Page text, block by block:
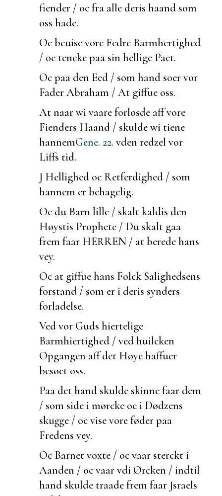
fiender / oc fra alle deris haand som
oss hade.
Ocbeuise vore Fedre Barmhertighed
/ oc tencke paa sin hellige Pact.
Oc paa den Eed / som hand soer vor
Fader Abraham / At giffue oss.
At naar wi vaare forløsde aff vore
Fienders Haand / skulde wi tiene
hannemGene. 22. vden redzel vor
Liffs tid.
J Hellighed oc Retferdighed / som
hannem er behagelig.
Oc du Barn lille / skalt kaldis den
Høystis Prophete / Du skalt gaa
frem faar HERREN / atberede hans
vey.
Oc at giffue hans Folck Salighedsens
forstand / som er i deris synders
forladelse.
Ved vor Guds hiertelige
Barmhiertighed / vedhuilcken
Opgangen aff det Høye haffuer
besøct oss.
Paa det hand skulde skinne faar dem
/ som side i mørcke oc i Dødzens
skugge / oc vise vore føder paa
Fredens vey.
Oc Barnet voxte / oc vaar sterckt i
Aanden / oc vaar vdi Ørcken / indtil
hand skulde traade frem faar Jsraels